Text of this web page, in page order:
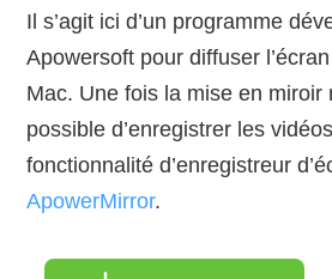
Il s’agit ici d’un programme
Apowersoft pour diffuser
Mac. Une fois la mise en miroir
possible d’enregistrer les
fonctionnalité d’enregistreur
ApowerMirror.